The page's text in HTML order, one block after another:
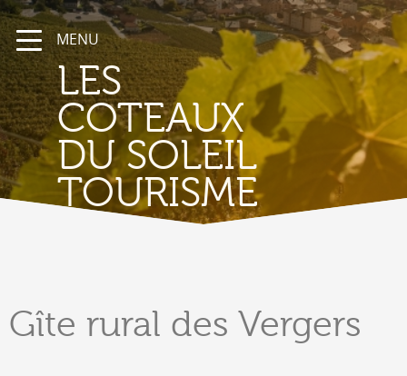
MENU
LES
COTEAUX
DU SOLEIL
TOURISME
Gîte rural des Vergers